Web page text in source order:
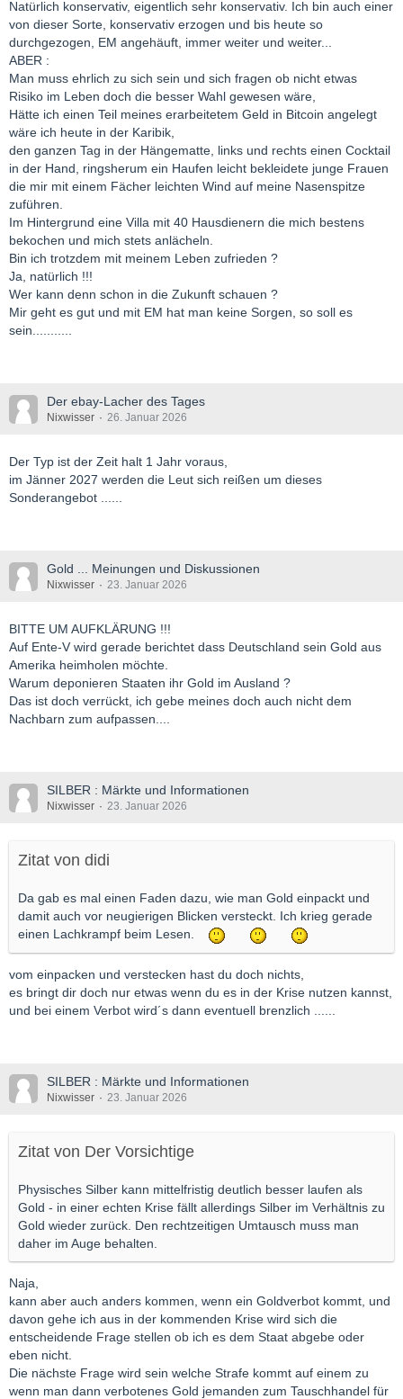
Natürlich konservativ, eigentlich sehr konservativ. Ich bin auch einer
von dieser Sorte, konservativ erzogen und bis heute so
durchgezogen, EM angehäuft, immer weiter und weiter...
ABER :
Man muss ehrlich zu sich sein und sich fragen ob nicht etwas
Risiko im Leben doch die besser Wahl gewesen wäre,
Hätte ich einen Teil meines erarbeitetem Geld in Bitcoin angelegt
wäre ich heute in der Karibik,
den ganzen Tag in der Hängematte, links und rechts einen Cocktail
in der Hand, ringsherum ein Haufen leicht bekleidete junge Frauen
die mir mit einem Fächer leichten Wind auf meine Nasenspitze
zuführen.
Im Hintergrund eine Villa mit 40 Hausdienern die mich bestens
bekochen und mich stets anlächeln.
Bin ich trotzdem mit meinem Leben zufrieden ?
Ja, natürlich !!!
Wer kann denn schon in die Zukunft schauen ?
Mir geht es gut und mit EM hat man keine Sorgen, so soll es
sein...........
Der ebay-Lacher des Tages
Nixwisser 26. Januar 2026
Der Typ ist der Zeit halt 1 Jahr voraus,
im Jänner 2027 werden die Leut sich reißen um dieses
Sonderangebot ......
Gold ... Meinungen und Diskussionen
Nixwisser 23. Januar 2026
BITTE UM AUFKLÄRUNG !!!
Auf Ente-V wird gerade berichtet dass Deutschland sein Gold aus
Amerika heimholen möchte.
Warum deponieren Staaten ihr Gold im Ausland ?
Das ist doch verrückt, ich gebe meines doch auch nicht dem
Nachbarn zum aufpassen....
SILBER : Märkte und Informationen
Nixwisser 23. Januar 2026
Zitat von didi
Da gab es mal einen Faden dazu, wie man Gold einpackt und
damit auch vor neugierigen Blicken versteckt. Ich krieg gerade
einen Lachkrampf beim Lesen.
vom einpacken und verstecken hast du doch nichts,
es bringt dir doch nur etwas wenn du es in der Krise nutzen kannst,
und bei einem Verbot wird´s dann eventuell brenzlich ......
SILBER : Märkte und Informationen
Nixwisser 23. Januar 2026
Zitat von Der Vorsichtige
Physisches Silber kann mittelfristig deutlich besser laufen als
Gold - in einer echten Krise fällt allerdings Silber im Verhältnis zu
Gold wieder zurück. Den rechtzeitigen Umtausch muss man
daher im Auge behalten.
Naja,
kann aber auch anders kommen, wenn ein Goldverbot kommt, und
davon gehe ich aus in der kommenden Krise wird sich die
entscheidende Frage stellen ob ich es dem Staat abgebe oder
eben nicht.
Die nächste Frage wird sein welche Strafe kommt auf einem zu
wenn man dann verbotenes Gold jemanden zum Tauschhandel für